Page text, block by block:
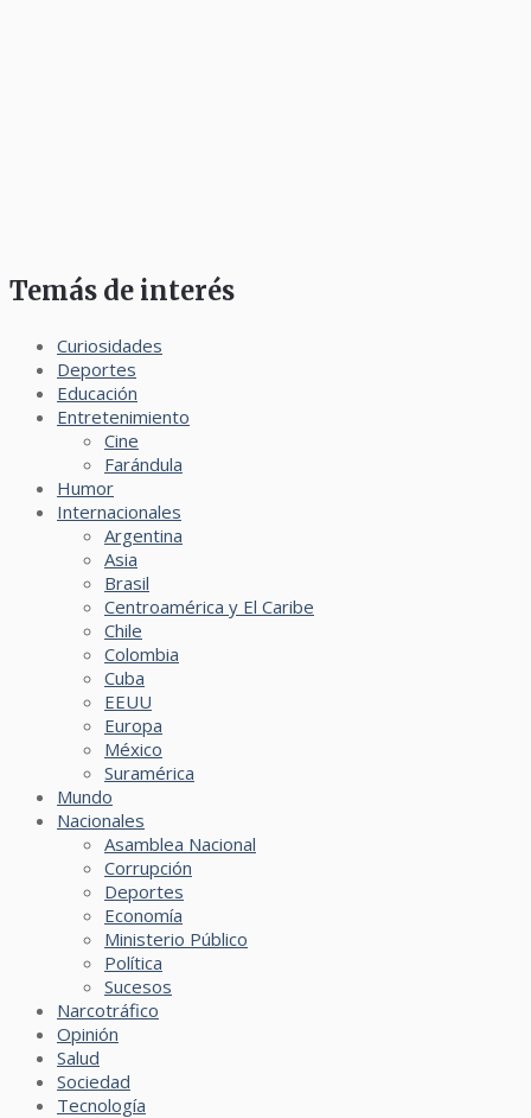
Temás de interés
Curiosidades
Deportes
Educación
Entretenimiento
Cine
Farándula
Humor
Internacionales
Argentina
Asia
Brasil
Centroamérica y El Caribe
Chile
Colombia
Cuba
EEUU
Europa
México
Suramérica
Mundo
Nacionales
Asamblea Nacional
Corrupción
Deportes
Economía
Ministerio Público
Política
Sucesos
Narcotráfico
Opinión
Salud
Sociedad
Tecnología